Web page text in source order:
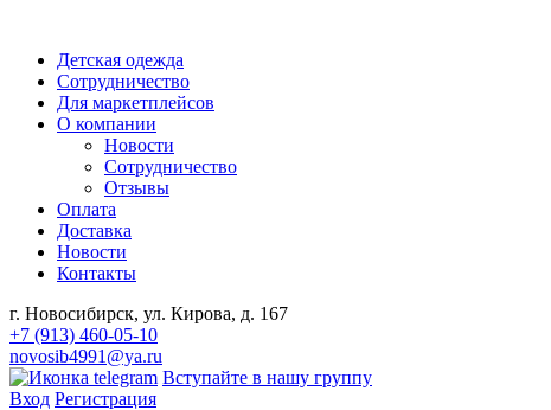
Детская одежда
Сотрудничество
Для маркетплейсов
О компании
Новости
Сотрудничество
Отзывы
Оплата
Доставка
Новости
Контакты
г. Новосибирск, ул. Кирова, д. 167
+7 (913) 460-05-10
novosib4991@ya.ru
Вступайте в нашу группу
Вход Регистрация